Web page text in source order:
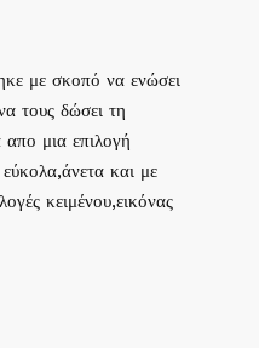
με σκοπό να ενώσει
τους δώσει τη
μια επιλογή
και με
κειμένου,εικόνας